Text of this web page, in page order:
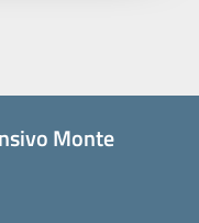
Monte